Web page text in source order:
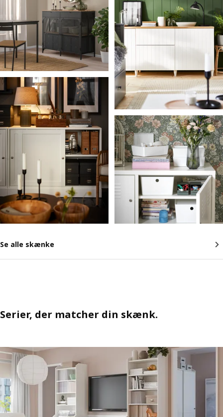
Se alle skænke
Serier, der matcher din skænk.